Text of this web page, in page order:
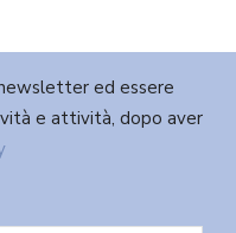
ed essere
e attività, dopo aver